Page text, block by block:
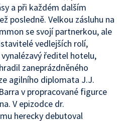
a při každém dalším
posledně. Velkou zásluhu na
se svojí partnerkou, ale
vedlejších rolí,
ředitel hotelu,
zaneprázdněného
agilního diplomata J.J.
v propracované figurce
V epizodce dr.
herecky debutoval